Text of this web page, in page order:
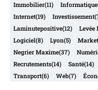
Immobilier(11) Informatique
Internet(19) Investissement
Laminutepositive(12) Levée
Logiciel(8) Lyon(5)
Negrier Maxime(37)
Recrutements(14) Santé(14)
Transport(6) Web(7)